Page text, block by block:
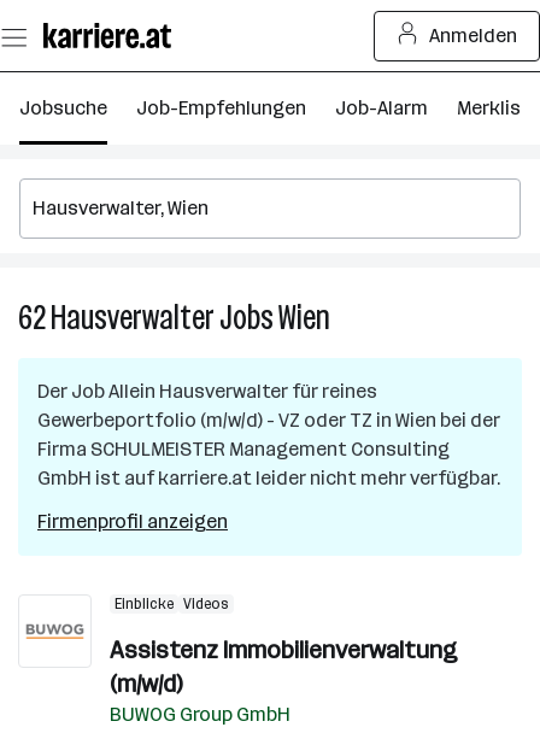
Seiteninhalt
springen
Anmelden
Jobsuche Job-Empfehlungen Job-Alarm Merkliste
62HausverwalterJobsWien
in
Wien
Der JobAllein Hausverwalter für reines
Gewerbeportfolio (m/w/d) - VZ oder TZ in Wien bei der
Firma SCHULMEISTER Management Consulting
GmbH ist auf karriere.at leider nicht mehr verfügbar.
Firmenprofil anzeigen
Einblicke Videos
Assistenz Immobilienverwaltung
(m/w/d)
BUWOG Group GmbH